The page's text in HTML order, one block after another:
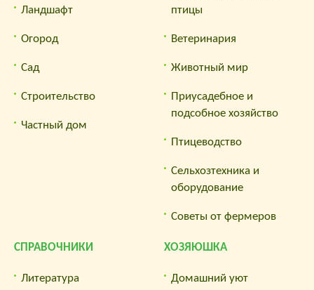
Ландшафт
Огород
Сад
Строительство
Частный дом
птицы
Ветеринария
Животный мир
Приусадебное и
подсобное хозяйство
Птицеводство
Сельхозтехника и
оборудование
Советы от фермеров
СПРАВОЧНИКИ
Литература
ХОЗЯЮШКА
Домашний уют